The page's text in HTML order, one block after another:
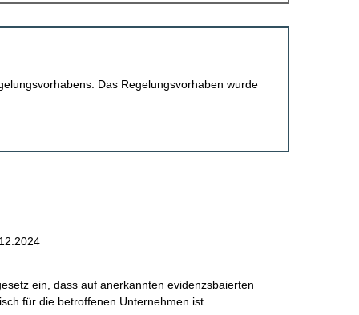
Das Regelungsvorhaben wurde
ein, dass auf anerkannten evidenzsbaierten
für die betroffenen Unternehmen ist.